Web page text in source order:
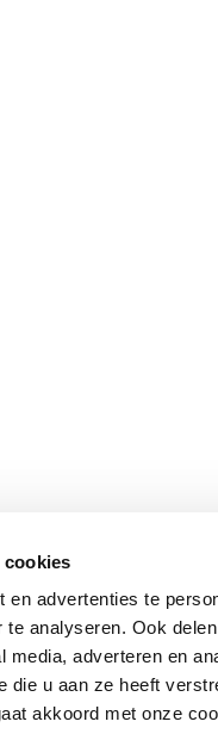
cookies
en advertenties te
analyseren. Ook
adverteren en
die u aan ze heeft
akkoord met onze